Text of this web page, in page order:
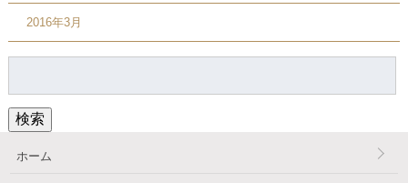
2016年3月
検索
ホーム